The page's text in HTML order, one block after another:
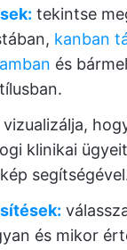
tekintse
kanban
és
vizualizálja,
klinikai
és mikor